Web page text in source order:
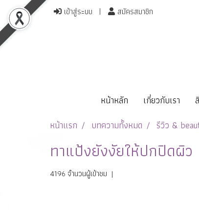
เข้าสู่ระบบ สมัครสมาชิก
หน้าหลัก เกี่ยวกับเรา
หน้าแรก
บทความทั้งหมด รีวิว &
ทาแป้งยังงัยให้ปกปิดผิว
4196 จำนวนผู้เข้าชม |